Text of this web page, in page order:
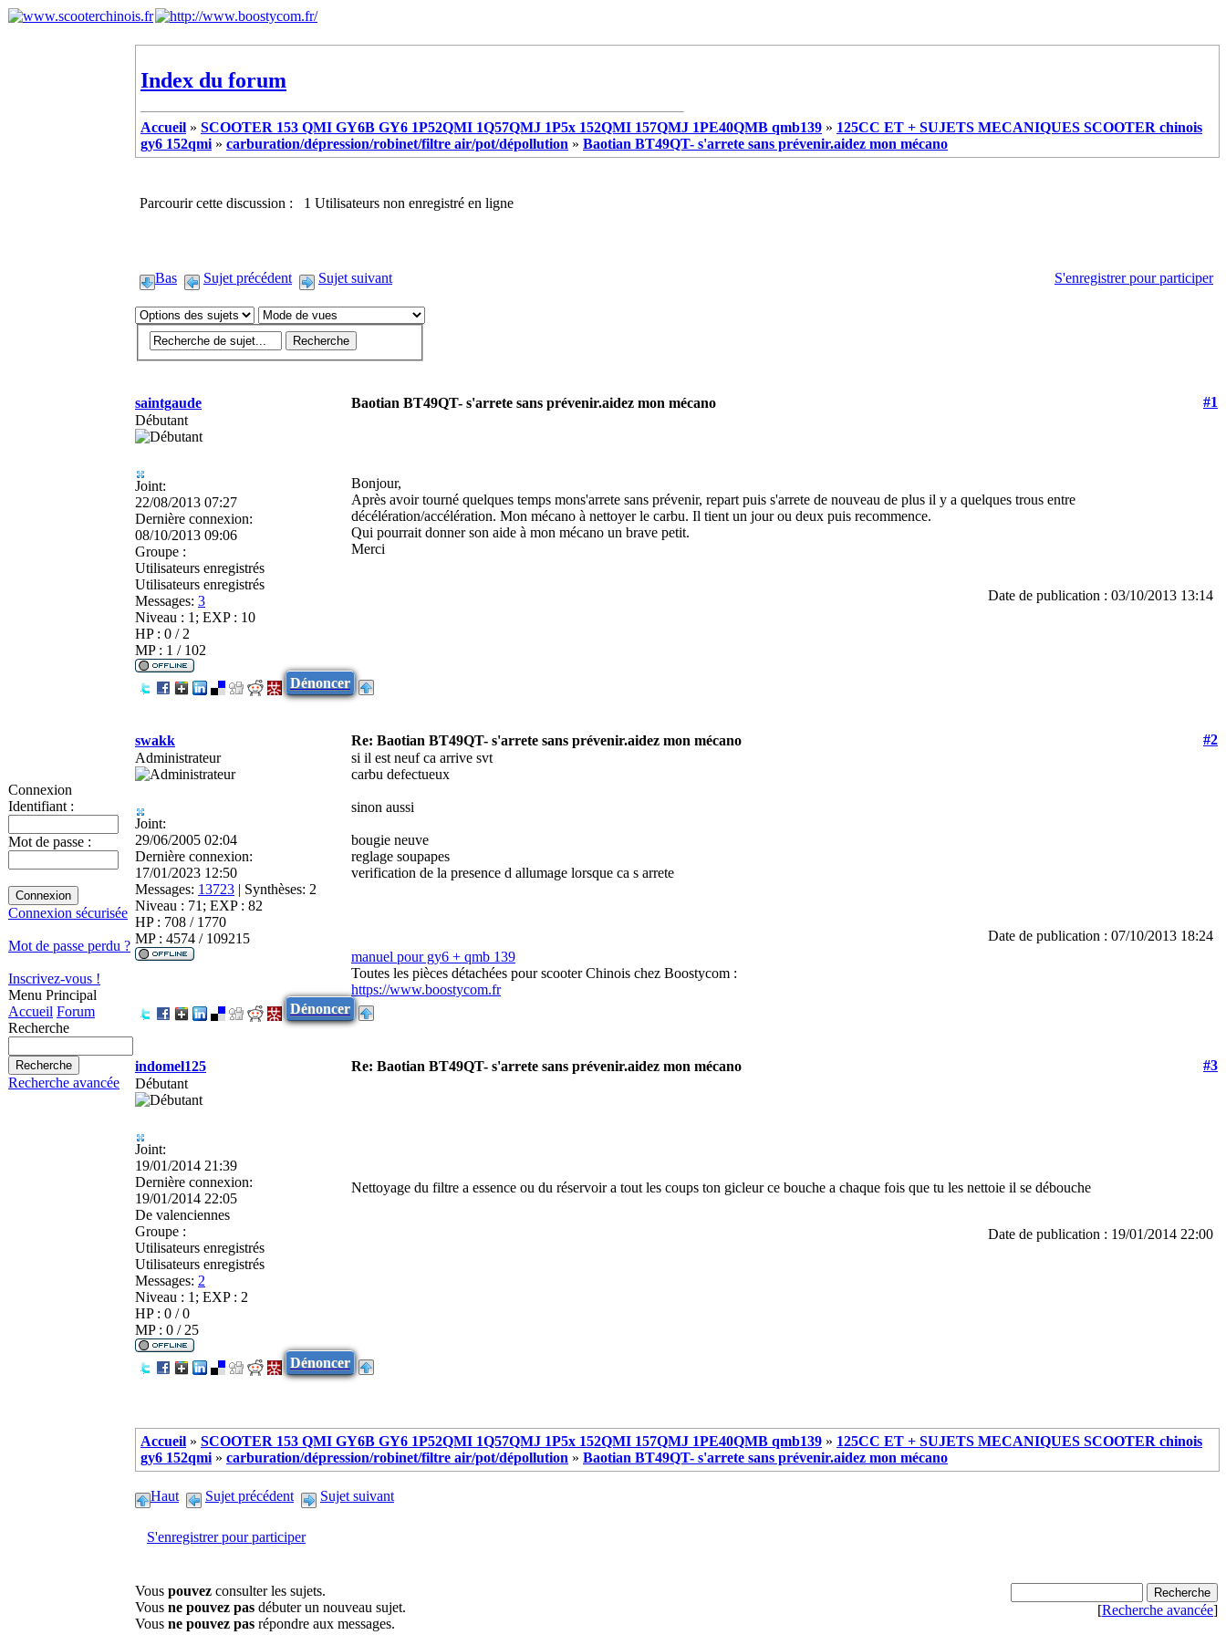
Connexion
Identifiant :
Mot de passe :
Connexion sécurisée
Mot de passe perdu ?
Inscrivez-vous !
Menu Principal
Accueil Forum
Recherche
Recherche avancée
Index du forum
Accueil » SCOOTER 153 QMI GY6B GY6 1P52QMI 1Q57QMJ 1P5x 152QMI 157QMJ 1PE40QMB qmb139 » 125CC ET + SUJETS MECANIQUES SCOOTER chinois
gy6 152qmi » carburation/dépression/robinet/filtre air/pot/dépollution » Baotian BT49QT- s'arrete sans prévenir.aidez mon mécano
Parcourir cette discussion : 1 Utilisateurs non enregistré en ligne
Bas Sujet précédent Sujet suivant S'enregistrer pour participer
saintgaude Baotian BT49QT- s'arrete sans prévenir.aidez mon mécano
#1
Débutant
Joint:
22/08/2013 07:27
Dernière connexion:
08/10/2013 09:06
Groupe :
Utilisateurs enregistrés
Utilisateurs enregistrés
Messages: 3
Niveau : 1; EXP : 10
HP : 0 / 2
MP : 1 / 102
Bonjour,
Après avoir tourné quelques temps mons'arrete sans prévenir, repart puis s'arrete de nouveau de plus il y a quelques trous entre
décélération/accélération. Mon mécano à nettoyer le carbu. Il tient un jour ou deux puis recommence.
Qui pourrait donner son aide à mon mécano un brave petit.
Merci
Date de publication : 03/10/2013 13:14
Dénoncer
swakk Re: Baotian BT49QT- s'arrete sans prévenir.aidez mon mécano
#2
Administrateur
Joint:
29/06/2005 02:04
Dernière connexion:
17/01/2023 12:50
Messages: 13723 | Synthèses: 2
Niveau : 71; EXP : 82
HP : 708 / 1770
MP : 4574 / 109215
si il est neuf ca arrive svt
carbu defectueux
sinon aussi
bougie neuve
reglage soupapes
verification de la presence d allumage lorsque ca s arrete
Date de publication : 07/10/2013 18:24
manuel pour gy6 + qmb 139
Toutes les pièces détachées pour scooter Chinois chez Boostycom :
https://www.boostycom.fr
Dénoncer
indomel125 Re: Baotian BT49QT- s'arrete sans prévenir.aidez mon mécano
#3
Débutant
Joint:
19/01/2014 21:39
Dernière connexion:
19/01/2014 22:05
De valenciennes
Groupe :
Utilisateurs enregistrés
Utilisateurs enregistrés
Messages: 2
Niveau : 1; EXP : 2
HP : 0 / 0
MP : 0 / 25
Nettoyage du filtre a essence ou du réservoir a tout les coups ton gicleur ce bouche a chaque fois que tu les nettoie il se débouche
Date de publication : 19/01/2014 22:00
Dénoncer
Accueil » SCOOTER 153 QMI GY6B GY6 1P52QMI 1Q57QMJ 1P5x 152QMI 157QMJ 1PE40QMB qmb139 » 125CC ET + SUJETS MECANIQUES SCOOTER chinois
gy6 152qmi » carburation/dépression/robinet/filtre air/pot/dépollution » Baotian BT49QT- s'arrete sans prévenir.aidez mon mécano
Haut Sujet précédent Sujet suivant
S'enregistrer pour participer
Vous pouvez consulter les sujets.
Vous ne pouvez pas débuter un nouveau sujet.
Vous ne pouvez pas répondre aux messages.
[Recherche avancée]